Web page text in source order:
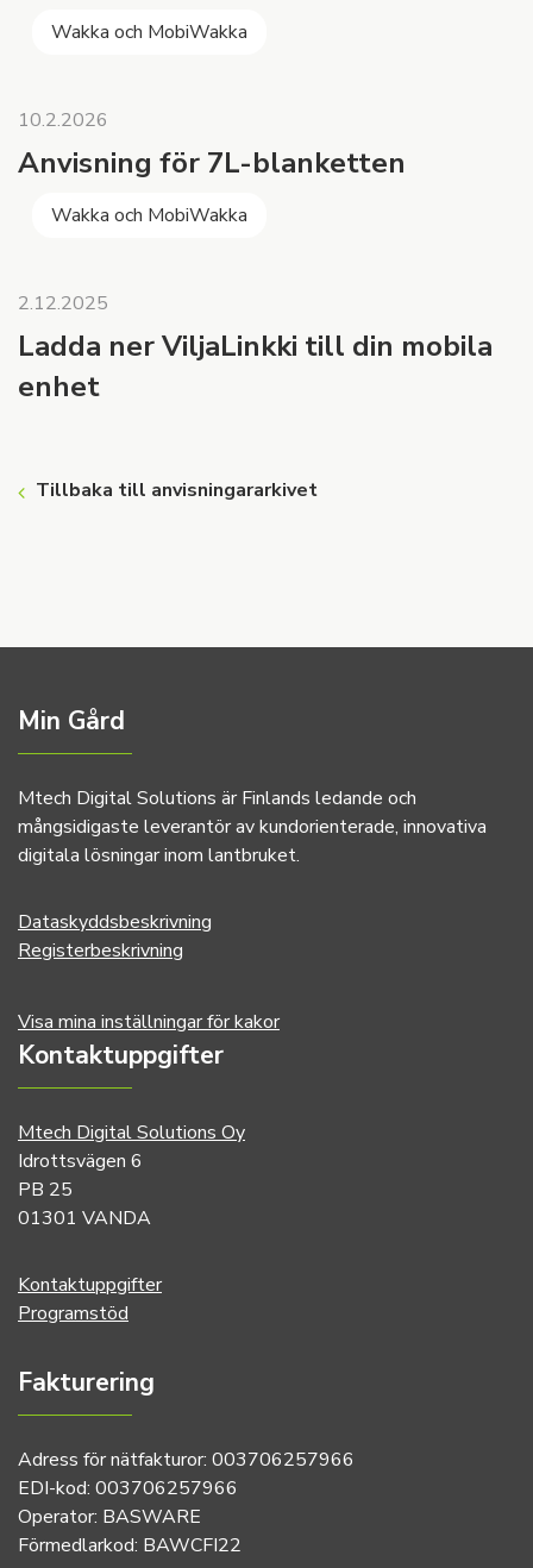
Wakka och MobiWakka
10.2.2026
Anvisning för 7L-blanketten
Wakka och MobiWakka
2.12.2025
Ladda ner ViljaLinkki till din mobila
enhet
Tillbaka till anvisningararkivet
Min Gård
Mtech Digital Solutions är Finlands ledande och
mångsidigaste leverantör av kundorienterade, innovativa
digitala lösningar inom lantbruket.
Dataskyddsbeskrivning
Registerbeskrivning
Visa mina inställningar för kakor
Kontaktuppgifter
Mtech Digital Solutions Oy
Idrottsvägen 6
PB 25
01301 VANDA
Kontaktuppgifter
Programstöd
Fakturering
Adress för nätfakturor: 003706257966
EDI-kod: 003706257966
Operator: BASWARE
Förmedlarkod: BAWCFI22